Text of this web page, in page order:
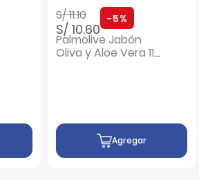
Precio rebajado de
S/ 11.10a
S/ 10.60
-5%
Palmolive Jabón
Oliva y Aloe Vera 110
Agregar